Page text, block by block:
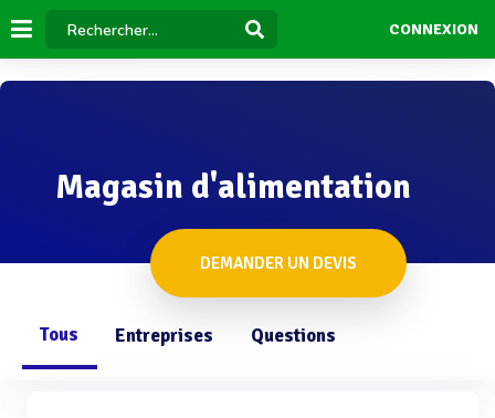
CONNEXION
Magasin d'alimentation
DEMANDER UN DEVIS
Tous Entreprises Questions